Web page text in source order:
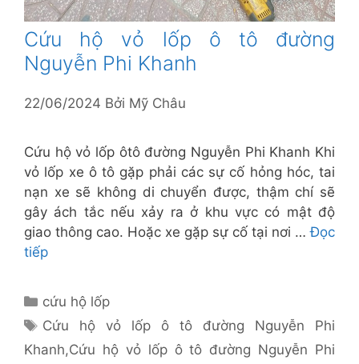
Cứu hộ vỏ lốp ô tô đường
Nguyễn Phi Khanh
22/06/2024 Bởi Mỹ Châu
Cứu hộ vỏ lốp ôtô đường Nguyễn Phi Khanh Khi
vỏ lốp xe ô tô gặp phải các sự cố hỏng hóc, tai
nạn xe sẽ không di chuyển được, thậm chí sẽ
gây ách tắc nếu xảy ra ở khu vực có mật độ
giao thông cao. Hoặc xe gặp sự cố tại nơi …Đọc
tiếp
Danh
mục
cứu hộ lốp
Thẻ
Cứu hộ vỏ lốp ô tô đường Nguyễn Phi
Khanh,Cứu hộ vỏ lốp ô tô đường Nguyễn Phi